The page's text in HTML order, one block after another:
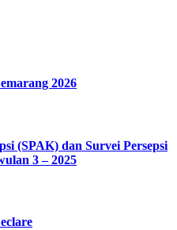
2026
(SPAK) dan Survei Persepsi
3 – 2025